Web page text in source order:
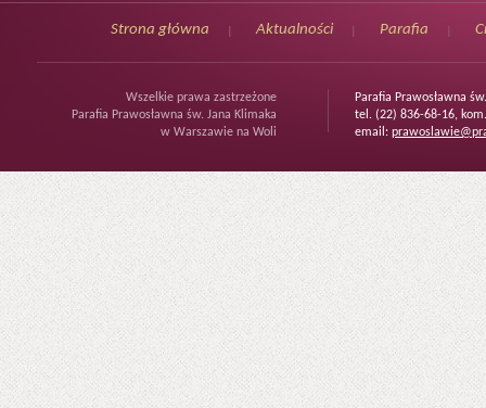
Strona główna Aktualności Parafia
Wszelkie prawa zastrzeżone
Parafia Prawosławna św. Jana Klimaka
w Warszawie na Woli
Parafia Prawosławna
tel. (22) 836-68-16,
email: